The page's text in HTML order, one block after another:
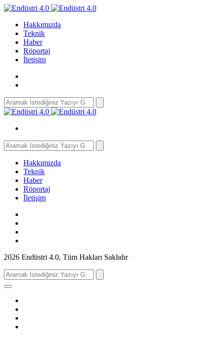
Hakkımızda
Teknik
Haber
Röportaj
İletişim
Search
for:
Search
for:
Hakkımızda
Teknik
Haber
Röportaj
İletişim
2026 Endüstri 4.0, Tüm Hakları Saklıdır
Search
for: